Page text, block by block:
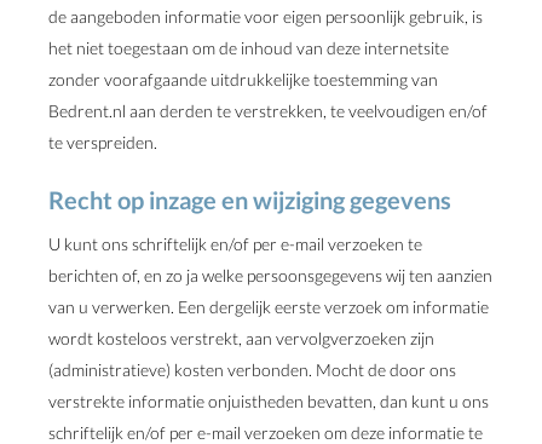
de aangeboden informatie voor eigen persoonlijk gebruik, is
het niet toegestaan om de inhoud van deze internetsite
zonder voorafgaande uitdrukkelijke toestemming van
Bedrent.nl aan derden te verstrekken, te veelvoudigen en/of
te verspreiden.
Recht op inzage en wijziging gegevens
U kunt ons schriftelijk en/of per e-mail verzoeken te
berichten of, en zo ja welke persoonsgegevens wij ten aanzien
van u verwerken. Een dergelijk eerste verzoek om informatie
wordt kosteloos verstrekt, aan vervolgverzoeken zijn
(administratieve) kosten verbonden. Mocht de door ons
verstrekte informatie onjuistheden bevatten, dan kunt u ons
schriftelijk en/of per e-mail verzoeken om deze informatie te